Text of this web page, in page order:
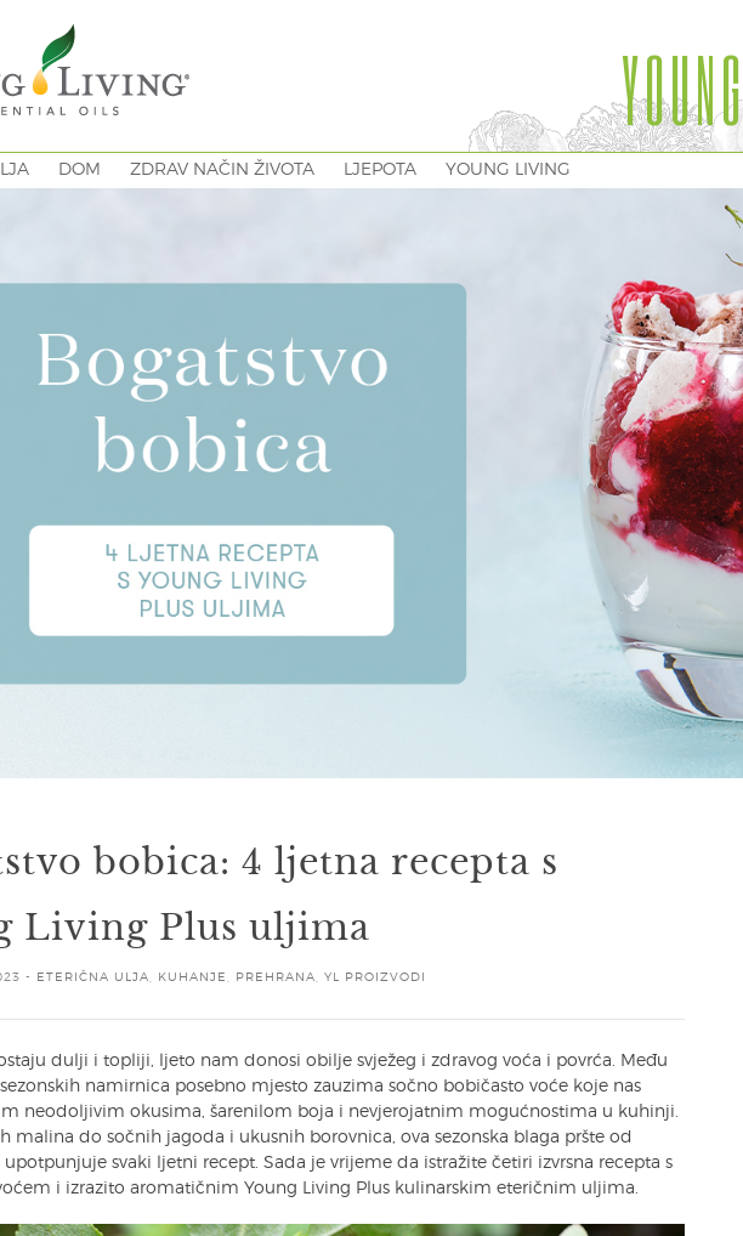
DOM ZDRAV NAČIN ŽIVOTA LJEPOTA YOUNG LIVING
bobica: 4 ljetna recepta s
Living Plus uljima
- ETERIČNA ULJA KUHANJE PREHRANA YL PROIZVODI
dulji i topliji, ljeto nam donosi obilje svježeg i zdravog voća i povrća. Među
namirnica posebno mjesto zauzima sočno bobičasto voće koje nas
neodoljivim okusima, šarenilom boja i nevjerojatnim mogućnostima u kuhinji.
malina do sočnih jagoda i ukusnih borovnica, ova sezonska blaga pršte od
upotpunjuje svaki ljetni recept. Sada je vrijeme da istražite četiri izvrsna recepta s
i izrazito aromatičnim Young Living Plus kulinarskim eteričnim uljima.